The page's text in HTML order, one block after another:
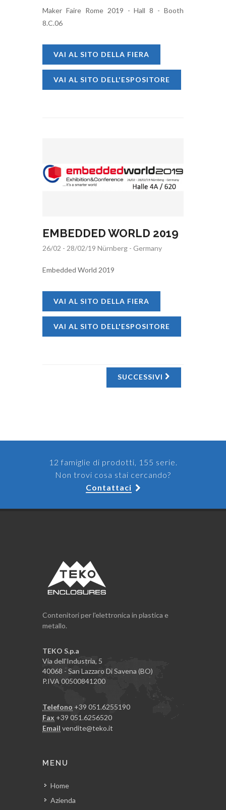
Maker Faire Rome 2019 - Hall 8 - Booth
8.C.06
VAI AL SITO DELLA FIERA
VAI AL SITO DELL'ESPOSITORE
EMBEDDED WORLD 2019
26/02 - 28/02/19 Nürnberg - Germany
Embedded World 2019
VAI AL SITO DELLA FIERA
VAI AL SITO DELL'ESPOSITORE
SUCCESSIVI
12 famiglie di prodotti, 155 serie.
Non trovi cosa stai cercando?
Contattaci
Contenitori per l'elettronica in plastica e
metallo.
TEKO S.p.a
Via dell'Industria, 5
40068 - San Lazzaro Di Savena (BO)
P.IVA 00500841200
Telefono +39 051.6255190
Fax +39 051.6256520
Email vendite@teko.it
MENU
Home
Azienda